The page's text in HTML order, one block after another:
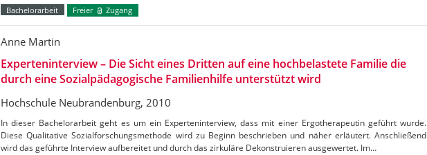
Bachelorarbeit Freier Zugang
Anne Martin
Experteninterview – Die Sicht eines Dritten auf eine hochbelastete Familie die
durch eine Sozialpädagogische Familienhilfe unterstützt wird
Hochschule Neubrandenburg, 2010
In dieser Bachelorarbeit geht es um ein Experteninterview, dass mit einer Ergotherapeutin geführt wurde.
Diese Qualitative Sozialforschungsmethode wird zu Beginn beschrieben und näher erläutert. Anschließend
wird das geführte Interview aufbereitet und durch das zirkuläre Dekonstruieren ausgewertet. Im…